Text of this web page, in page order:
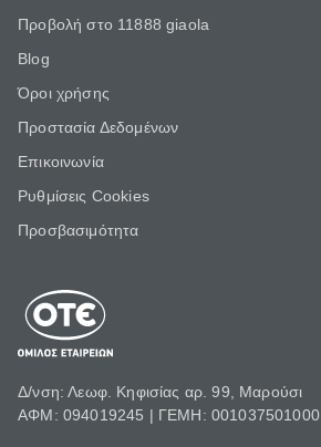
Προβολή στο 11888 giaola
Blog
Όροι χρήσης
Προστασία Δεδομένων
Επικοινωνία
Ρυθμίσεις Cookies
Προσβασιμότητα
Δ/νση: Λεωφ. Κηφισίας αρ. 99, Μαρούσι
ΑΦΜ: 094019245 | ΓΕΜΗ: 001037501000